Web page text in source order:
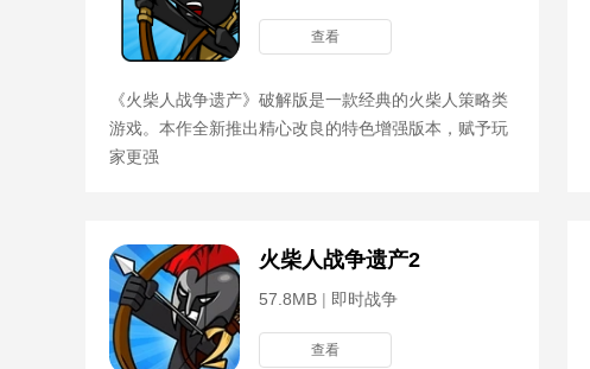
查看
《火柴人战争遗产》破解版是一款经典的火柴人策略类
游戏。本作全新推出精心改良的特色增强版本，赋予玩
家更强
火柴人战争遗产2
57.8MB | 即时战争
查看